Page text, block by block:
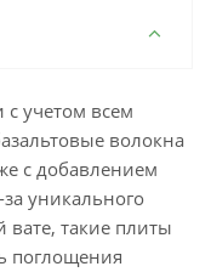
учетом всем
волокна
с добавлением
уникального
такие плиты
поглощения